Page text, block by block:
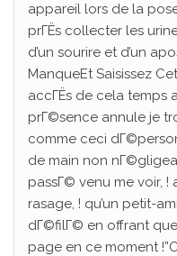
appareil lors de la
prГЁs collecter les
d’un sourire et d’un
ManqueEt Saisissez
accГЁs de cela temps
prГ©sence annule je
comme ceci
de main non
passГ© venu me voir,
rasage, ! qu’un petit-
dГ©filГ© en offrant
page en ce moment